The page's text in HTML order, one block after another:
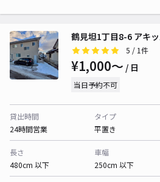
鶴見坦1丁目8-6 アキ
5 / 1件
¥1,000〜 / 日
当日予約不可
貸出時間
24時間営業
タイプ
平置き
長さ
480cm 以下
車幅
250cm 以下